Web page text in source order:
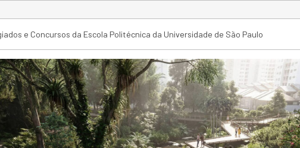
e Concursos da Escola Politécnica da Universidade de São Paulo